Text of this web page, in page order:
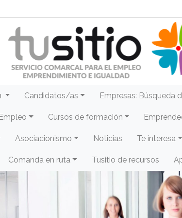
Candidatos/as Empresas: Búsqueda
Cursos de formación
Asociacionismo Noticias Te interesa
Comanda en ruta Tusitio de recursos